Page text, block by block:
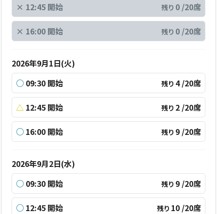
× 12:45 開始 残り0 /20席
× 16:00 開始 残り0 /20席
2026年9月1日(火)
○ 09:30 開始 残り4 /20席
△ 12:45 開始 残り2 /20席
○ 16:00 開始 残り9 /20席
2026年9月2日(水)
○ 09:30 開始 残り9 /20席
○ 12:45 開始 残り10 /20席